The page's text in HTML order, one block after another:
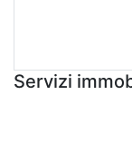
Servizi